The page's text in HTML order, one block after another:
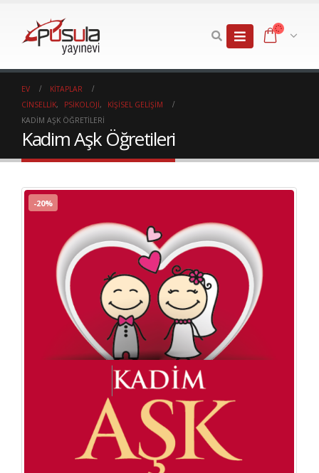
EV
KITAPLAR
CINSELLIK, PSIKOLOJI,
KIŞISEL GELIŞIM
KADIM AŞK ÖĞRETILERI
Kadim Aşk Öğretileri
-20%